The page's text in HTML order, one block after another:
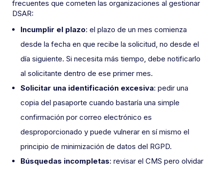
frecuentes que cometen las organizaciones al gestionar
DSAR:
Incumplir el plazo: el plazo de un mes comienza
desde la fecha en que recibe la solicitud, no desde el
día siguiente. Si necesita más tiempo, debe notificarlo
al solicitante dentro de ese primer mes.
Solicitar una identificación excesiva: pedir una
copia del pasaporte cuando bastaría una simple
confirmación por correo electrónico es
desproporcionado y puede vulnerar en sí mismo el
principio de minimización de datos del RGPD.
Búsquedas incompletas: revisar el CMS pero olvidar